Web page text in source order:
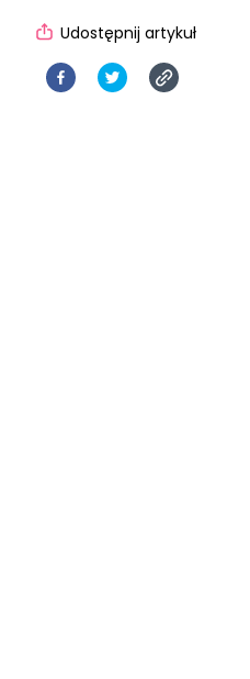
Udostępnij artykuł